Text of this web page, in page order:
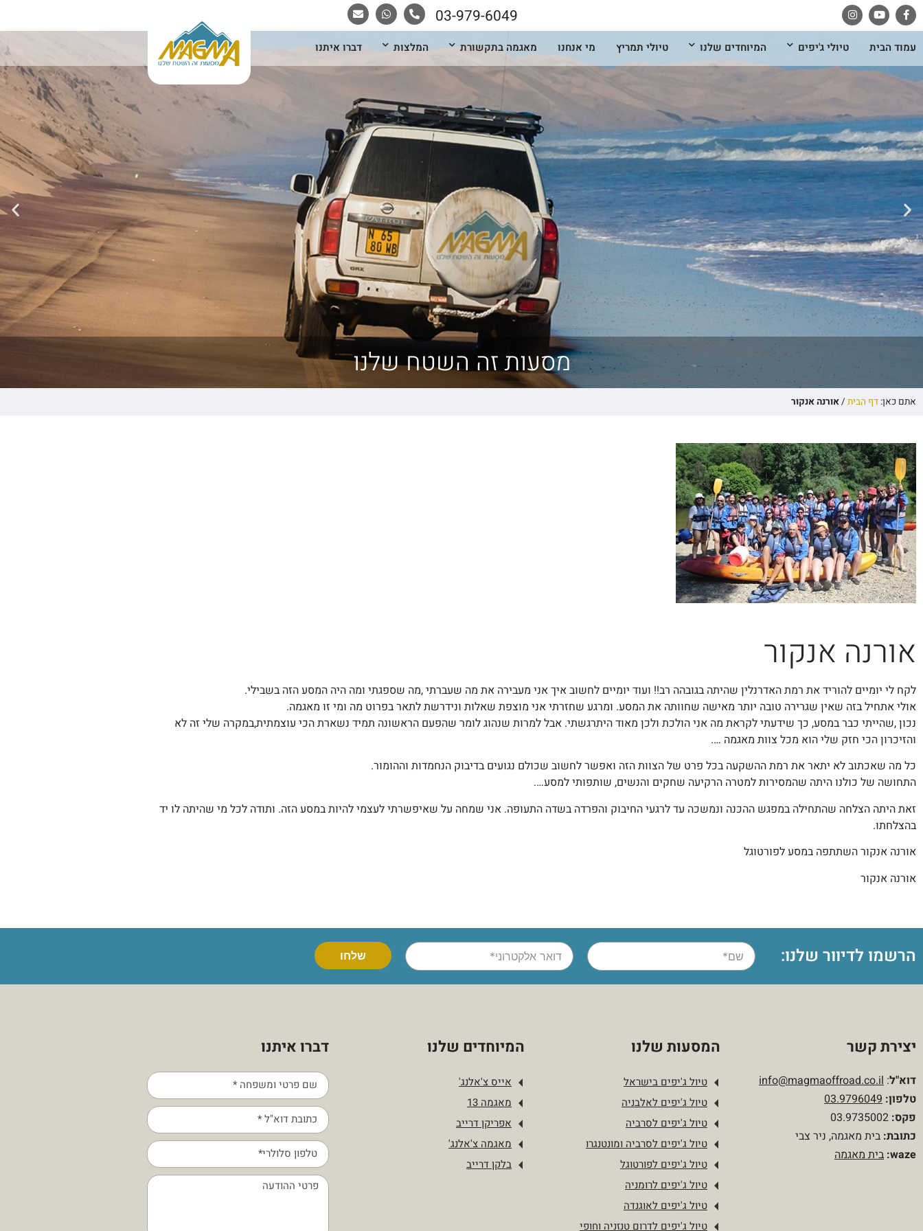
03-979-6049
עמוד הבית טיולי ג'יפים המיוחדים שלנו טיולי תמריץ מי אנחנו מאגמה בתקשורת המלצות דברו איתנו
מסעות זה השטח שלנו
אתם כאן: דף הבית /אורנה אנקור
אורנה אנקור
לקח לי יומיים להוריד את רמת האדרנלין שהיתה בגובהה רב!! ועוד יומיים לחשוב איך אני מעבירה את מה שעברתי ,מה שספגתי ומה היה המסע הזה בשבילי.
אולי אתחיל בזה שאין שגרירה טובה יותר מאישה שחוותה את המסע. ומרגע שחזרתי אני מוצפת שאלות ונידרשת לתאר בפרוט מה ומי זו מאגמה.
נכון ,שהייתי כבר במסע, כך שידעתי לקראת מה אני הולכת ולכן מאוד היתרגשתי. אבל למרות שנהוג לומר שהפעם הראשונה תמיד נשארת הכי עוצמתית,במקרה שלי זה לא
והזיכרון הכי חזק שלי הוא מכל צוות מאגמה ….
כל מה שאכתוב לא יתאר את רמת ההשקעה בכל פרט של הצוות הזה ואפשר לחשוב שכולם נגועים בדיבוק הנחמדות וההומור.
התחושה של כולנו היתה שהמסירות למטרה הרקיעה שחקים והנשים, שותפותי למסע….
זאת היתה הצלחה שהתחילה במפגש ההכנה ונמשכה עד לרגעי החיבוק והפרדה בשדה התעופה. אני שמחה על שאיפשרתי לעצמי להיות במסע הזה. ותודה לכל מי שהיתה לו יד
בהצלחתו.
אורנה אנקור השתתפה במסע לפורטוגל
אורנה אנקור
הרשמו לדיוור שלנו:
יצירת קשר
דוא"ל:
info@magmaoffroad.co.il
טלפון:
03.9796049
פקס:
כתובת: בית מאגמה, ניר צבי
waze: בית מאגמה
המסעות שלנו
טיול ג'יפים בישראל
טיול ג'יפים לאלבניה
טיול ג'יפים לסרביה
טיול ג'יפים לסרביה ומונטנגרו
טיול ג'יפים לפורטוגל
טיול ג'יפים לרומניה
טיול ג'יפים לאוגנדה
טיול ג'יפים לדרום טנזניה וחופי
המיוחדים שלנו
אייס צ'אלנג'
מאגמה 13
אפריקן דרייב
מאגמה צ'אלנג'
בלקן דרייב
דברו איתנו